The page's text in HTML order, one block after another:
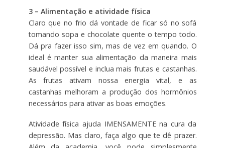
3 – Alimentação e atividade física
Claro que no frio dá vontade de ficar só no sofá
tomando sopa e chocolate quente o tempo todo.
Dá pra fazer isso sim, mas de vez em quando. O
ideal é manter sua alimentação da maneira mais
saudável possível e inclua mais frutas e castanhas.
As frutas ativam nossa energia vital, e as
castanhas melhoram a produção dos hormônios
necessários para ativar as boas emoções.
Atividade física ajuda IMENSAMENTE na cura da
depressão. Mas claro, faça algo que te dê prazer.